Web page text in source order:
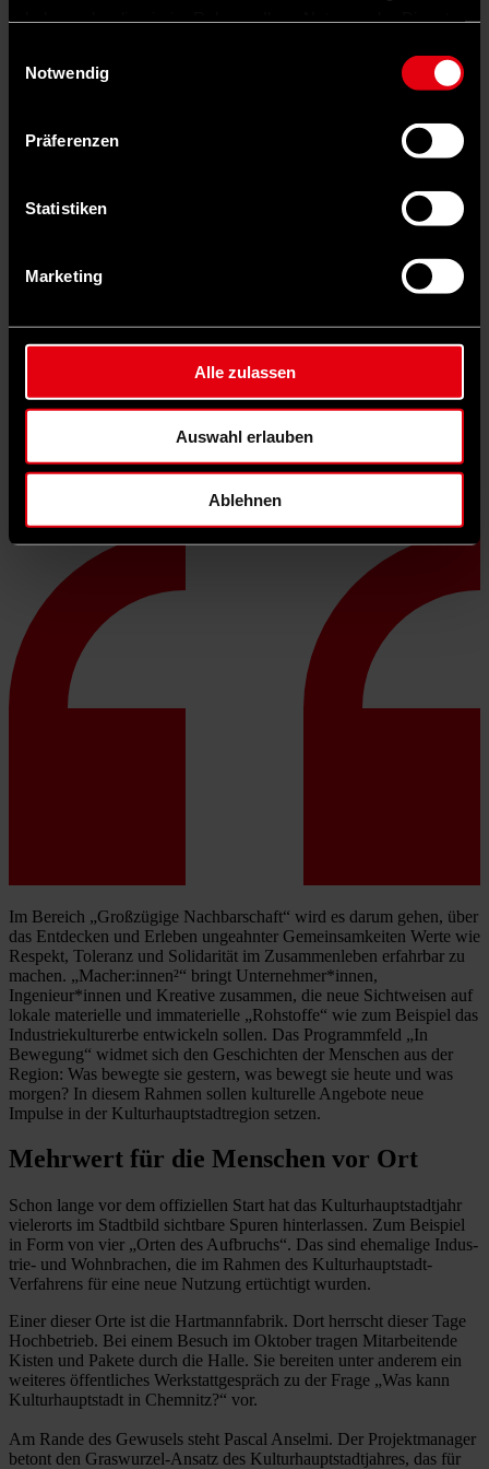
Notwendig
Präferenzen
Statistiken
Marketing
Alle zulassen
Auswahl erlauben
Ablehnen
Europas teilen.
Anselmi
Chemnitz profitiert schon jetzt vom Kulturhauptstadtjahr.
Im Bereich „Großzügige Nachbarschaft“ wird es darum gehen, über
das Entdecken und Erleben ungeahnter Gemeinsamkeiten Werte wie
Respekt, Toleranz und Solidarität im Zusammenleben erfahrbar zu
machen. „Macher:innen²“ bringt Unternehmer*innen,
Ingenieur*innen und Kreative zusammen, die neue Sichtweisen auf
lokale materielle und immaterielle „Rohstoffe“ wie zum Beispiel das
Industriekulturerbe entwickeln sollen. Das Programmfeld „In
Bewegung“ widmet sich den Geschichten der Menschen aus der
Region: Was bewegte sie gestern, was bewegt sie heute und was
morgen? In diesem Rahmen sollen kulturelle Angebote neue
Impulse in der Kulturhauptstadtregion setzen.
Mehrwert für die Menschen vor Ort
Schon lange vor dem offiziellen Start hat das Kulturhauptstadtjahr
vielerorts im Stadtbild sichtbare Spuren hinterlassen. Zum Beispiel
in Form von vier „Orten des Aufbruchs“. Das sind ehemalige Indus­
trie- und Wohnbrachen, die im Rahmen des Kulturhauptstadt-
Verfahrens für eine neue Nutzung ertüchtigt wurden.
Einer dieser Orte ist die Hartmannfabrik. Dort herrscht dieser Tage
Hochbetrieb. Bei einem Besuch im Oktober tragen Mitarbeitende
Kisten und Pakete durch die Halle. Sie bereiten unter anderem ein
weiteres öffentliches Werkstattgespräch zu der Frage „Was kann
Kulturhauptstadt in Chemnitz?“ vor.
Am Rande des Gewusels steht Pascal ­Anselmi. Der Projektmanager
betont den Graswurzel-Ansatz des Kulturhauptstadtjahres, das für